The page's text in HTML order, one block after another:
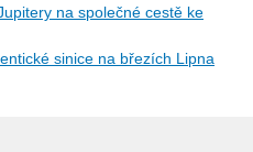
na společné cestě ke
sinice na březích Lipna